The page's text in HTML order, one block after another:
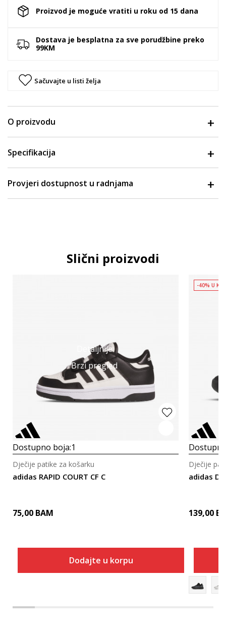
Proizvod je moguće vratiti u roku od 15 dana
Dostava je besplatna za sve porudžbine preko
99KM
Sačuvajte u listi želja
O proizvodu
Specifikacija
Provjeri dostupnost u radnjama
Slični proizvodi
Detaljnije
Brzi pregled
Dostupno boja:1
adidas RAPID COURT CF C
Dječije patike za košarku
75,00 BAM
Dodajte u korpu
-40% U
adidas
Dječije
139,00